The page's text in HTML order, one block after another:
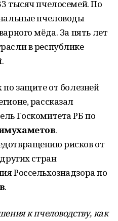
тысяч пчелосемей. По
пчеловоды
мёда. За пять лет
в республике
защите от болезней
рассказал
Госкомитета РБ по
.
рисков от
стран
Россельхознадзора по
.
к пчеловодству, как